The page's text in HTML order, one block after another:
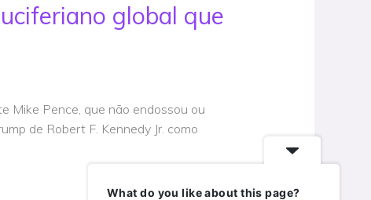
global que
Mike Pence, que não endossou ou
de Robert F. Kennedy Jr. como
What do you like about this page?